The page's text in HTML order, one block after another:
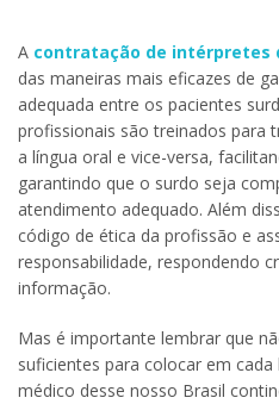
A contratação de intérpretes
das maneiras mais eficazes de
adequada entre os pacientes
profissionais são treinados para
a língua oral e vice-versa,
garantindo que o surdo seja
atendimento adequado. Além
código de ética da profissão e
responsabilidade, respondendo
informação.
Mas é importante lembrar que
suficientes para colocar em
médico desse nosso Brasil